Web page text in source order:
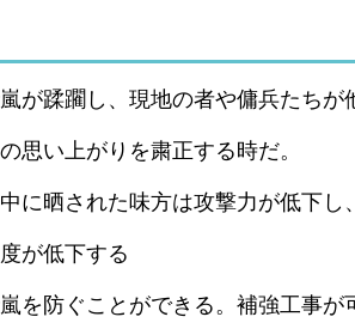
が蹂躙し、現地の者や傭兵たち
思い上がりを粛正する時だ。
に晒された味方は攻撃力が低下
が低下する
を防ぐことができる。補強工事